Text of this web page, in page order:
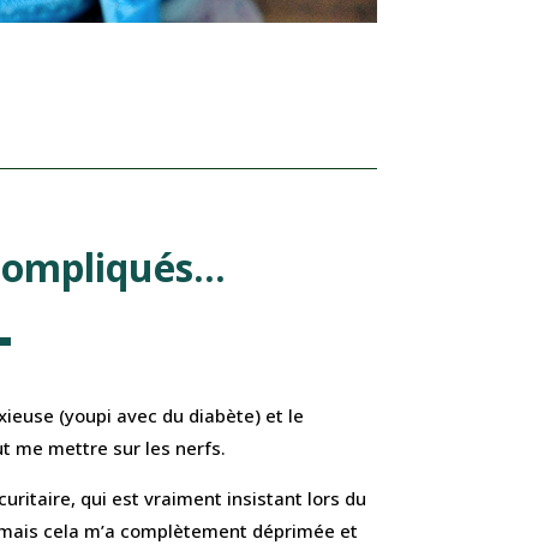
(youpi avec du diabète) et le
me mettre sur les nerfs.
qui est vraiment insistant lors du
cela m’a complètement déprimée et